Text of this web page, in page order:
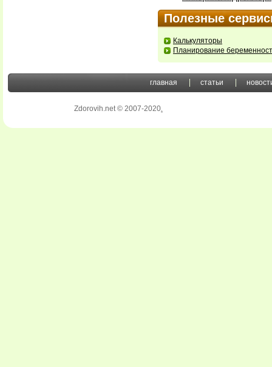
Полезные
Калькуляторы
Планирование
главная статьи
Zdorovih.net © 2007-2020